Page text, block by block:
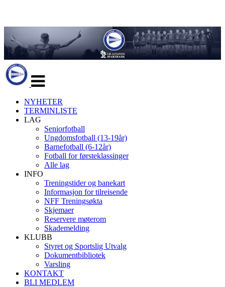
navigasjon
NYHETER
TERMINLISTE
LAG
Seniorfotball
Ungdomsfotball (13-19år)
Barnefotball (6-12år)
Fotball for førsteklassinger
Alle lag
INFO
Treningstider og banekart
Informasjon for tilreisende
NFF Treningsøkta
Skjemaer
Reservere møterom
Skademelding
KLUBB
Styret og Sportslig Utvalg
Dokumentbibliotek
Varsling
KONTAKT
BLI MEDLEM